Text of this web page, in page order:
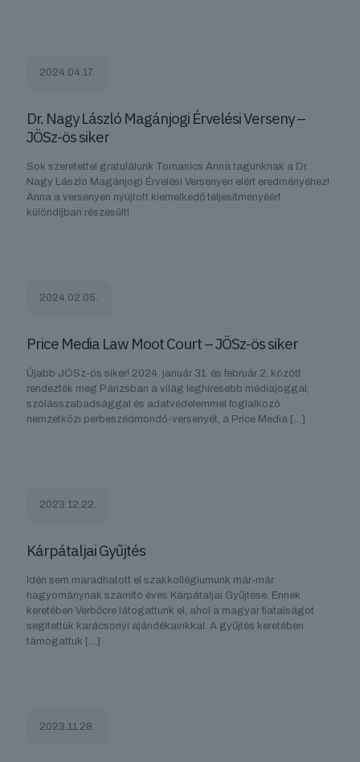
2024.04.17.
Dr. Nagy László Magánjogi Érvelési Verseny –
JÖSz-ös siker
Sok szeretettel gratulálunk Tomasics Anna tagunknak a Dr.
Nagy László Magánjogi Érvelési Versenyen elért eredményéhez!
Anna a versenyen nyújtott kiemelkedő teljesítményéért
különdíjban részesült!
2024.02.05.
Price Media Law Moot Court – JÖSz-ös siker
Újabb JÖSz-ös siker! 2024. január 31. és február 2. között
rendezték meg Párizsban a világ leghíresebb médiajoggal,
szólásszabadsággal és adatvédelemmel foglalkozó
nemzetközi perbeszédmondó-versenyét, a Price Media […]
2023.12.22.
Kárpátaljai Gyűjtés
Idén sem maradhatott el szakkollégiumunk már-már
hagyománynak számító éves Kárpátaljai Gyűjtése. Ennek
keretében Verbőcre látogattunk el, ahol a magyar fiatalságot
segítettük karácsonyi ajándékainkkal. A gyűjtés keretében
támogattuk […]
2023.11.28.